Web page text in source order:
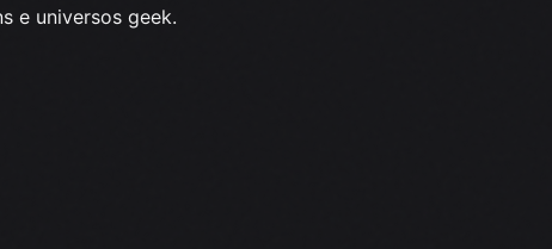
e universos geek.